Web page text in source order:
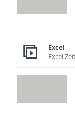
Excel
Excel